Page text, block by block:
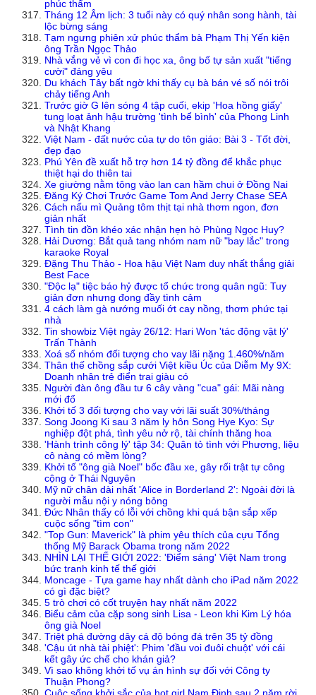
phúc thẩm
Tháng 12 Âm lịch: 3 tuổi này có quý nhân song hành, tài
lộc bừng sáng
Tạm ngưng phiên xử phúc thẩm bà Phạm Thị Yến kiện
ông Trần Ngọc Thảo
Nhà vắng vẻ vì con đi học xa, ông bố tự sản xuất "tiếng
cười" đáng yêu
Du khách Tây bất ngờ khi thấy cụ bà bán vé số nói trôi
chảy tiếng Anh
Trước giờ G lên sóng 4 tập cuối, ekip 'Hoa hồng giấy'
tung loạt ảnh hậu trường 'tình bể bình' của Phong Linh
và Nhật Khang
Việt Nam - đất nước của tự do tôn giáo: Bài 3 - Tốt đời,
đẹp đạo
Phú Yên đề xuất hỗ trợ hơn 14 tỷ đồng để khắc phục
thiệt hại do thiên tai
Xe giường nằm tông vào lan can hầm chui ở Đồng Nai
Đăng Ký Chơi Trước Game Tom And Jerry Chase SEA
Cách nấu mì Quảng tôm thịt tại nhà thơm ngon, đơn
giản nhất
Tình tin đồn khéo xác nhận hẹn hò Phùng Ngọc Huy?
Hải Dương: Bắt quả tang nhóm nam nữ "bay lắc" trong
karaoke Royal
Đặng Thu Thảo - Hoa hậu Việt Nam duy nhất thắng giải
Best Face
"Độc lạ" tiệc báo hỷ được tổ chức trong quân ngũ: Tuy
giản đơn nhưng đong đầy tình cảm
4 cách làm gà nướng muối ớt cay nồng, thơm phức tại
nhà
Tin showbiz Việt ngày 26/12: Hari Won 'tác động vật lý'
Trấn Thành
Xoá sổ nhóm đối tượng cho vay lãi nặng 1.460%/năm
Thân thế chồng sắp cưới Việt kiều Úc của Diễm My 9X:
Doanh nhân trẻ điển trai giàu có
Người đàn ông đầu tư 6 cây vàng "cua" gái: Mãi nàng
mới đổ
Khởi tố 3 đối tượng cho vay với lãi suất 30%/tháng
Song Joong Ki sau 3 năm ly hôn Song Hye Kyo: Sự
nghiệp đột phá, tình yêu nở rộ, tài chính thăng hoa
'Hành trình công lý' tập 34: Quân tỏ tình với Phương, liệu
cô nàng có mềm lòng?
Khởi tố "ông già Noel" bốc đầu xe, gây rối trật tự công
cộng ở Thái Nguyên
Mỹ nữ chân dài nhất 'Alice in Borderland 2': Ngoài đời là
người mẫu nội y nóng bỏng
Đức Nhân thấy có lỗi với chồng khi quá bận sắp xếp
cuộc sống "tìm con"
"Top Gun: Maverick" là phim yêu thích của cựu Tổng
thống Mỹ Barack Obama trong năm 2022
NHÌN LẠI THẾ GIỚI 2022: 'Điểm sáng' Việt Nam trong
bức tranh kinh tế thế giới
Moncage - Tựa game hay nhất dành cho iPad năm 2022
có gì đặc biệt?
5 trò chơi có cốt truyện hay nhất năm 2022
Biểu cảm của cặp song sinh Lisa - Leon khi Kim Lý hóa
ông già Noel
Triệt phá đường dây cá độ bóng đá trên 35 tỷ đồng
'Cậu út nhà tài phiệt': Phim 'đầu voi đuôi chuột' với cái
kết gây ức chế cho khán giả?
Vì sao không khởi tố vụ án hình sự đối với Công ty
Thuận Phong?